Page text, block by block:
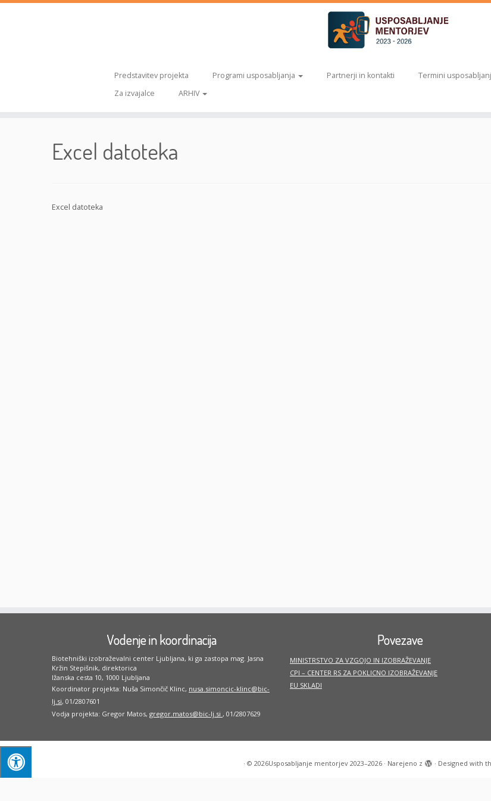
Predstavitev projekta Programi usposabljanja Partnerji in kontakti Termini
Za izvajalce
ARHIV
Excel datoteka
Excel datoteka
Vodenje in koordinacija
Biotehniški izobraževalni center Ljubljana, ki ga zastopa mag. Jasna
Kržin Stepišnik, direktorica
Ižanska cesta 10, 1000 Ljubljana
Koordinator projekta: Nuša Simončič Klinc, nusa.simoncic-klinc@bic-
lj.si, 01/2807601
Vodja projekta: Gregor Matos, gregor.matos@bic-lj.si , 01/2807629
Povezave
MINISTRSTVO ZA VZGOJO IN IZOBRAŽEVANJE
CPI – CENTER RS ZA POKLICNO IZOBRAŽEVANJE
EU SKLADI
· © 2026Usposabljanje mentorjev 2023–2026· Narejeno z · Designed with